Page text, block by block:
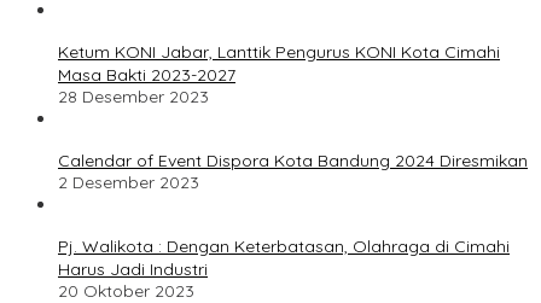
Ketum KONI Jabar, Lanttik Pengurus KONI Kota Cimahi
Masa Bakti 2023-2027
28 Desember 2023
Calendar of Event Dispora Kota Bandung 2024 Diresmikan
2 Desember 2023
Pj. Walikota : Dengan Keterbatasan, Olahraga di Cimahi
Harus Jadi Industri
20 Oktober 2023